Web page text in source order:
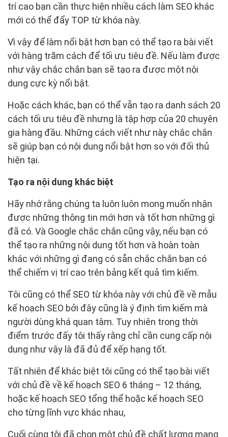
trí cao bạn cần thực hiện nhiều cách làm SEO khác
mới có thể đẩy TOP từ khóa này.
Vì vậy để làm nổi bật hơn bạn có thể tạo ra bài viết
với hàng trăm cách để tối ưu tiêu đề. Nếu làm được
như vậy chắc chắn bạn sẽ tạo ra được một nội
dung cực kỳ nổi bật.
Hoặc cách khác, bạn có thể vẫn tạo ra danh sách 20
cách tối ưu tiêu đề nhưng là tập hợp của 20 chuyên
gia hàng đầu. Những cách viết như này chắc chắn
sẽ giúp bạn có nội dung nổi bật hơn so với đối thủ
hiện tại.
Tạo ra nội dung khác biệt
Hãy nhớ rằng chúng ta luôn luôn mong muốn nhận
được những thông tin mới hơn và tốt hơn những gì
đã có. Và Google chắc chắn cũng vậy, nếu bạn có
thể tạo ra những nội dung tốt hơn và hoàn toàn
khác với những gì đang có sẵn chắc chắn bạn có
thể chiếm vị trí cao trên bảng kết quả tìm kiếm.
Tôi cũng có thể SEO từ khóa này với chủ đề về mẫu
kế hoạch SEO bởi đây cũng là ý định tìm kiếm mà
người dùng khá quan tâm. Tuy nhiên trong thời
điểm trước đấy tôi thấy rằng chỉ cần cung cấp nội
dung như vậy là đã đủ để xếp hạng tốt.
Tất nhiên để khác biệt tôi cũng có thể tạo bài viết
với chủ đề về kế hoạch SEO 6 tháng – 12 tháng,
hoặc kế hoạch SEO tổng thể hoặc kế hoạch SEO
cho từng lĩnh vực khác nhau,
Cuối cùng tôi đã chọn một chủ đề chất lượng mang